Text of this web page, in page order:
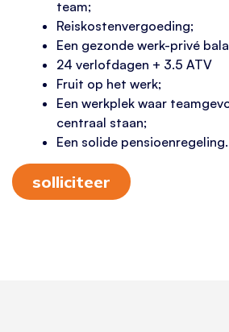
team;
Reiskostenvergoeding;
Een gezonde werk-privé
24 verlofdagen + 3.5 ATV
Fruit op het werk;
Een werkplek waar
centraal staan;
Een solide pensioenregeling.
solliciteer